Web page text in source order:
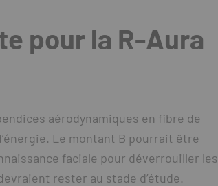
pour la R-Aura
aérodynamiques en fibre de
Le montant B pourrait être
faciale pour déverrouiller les
rester au stade d’étude.